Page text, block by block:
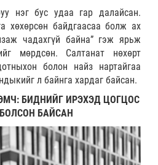
нэг бус удаа гар далайсан.
хөхөрсөн байдгаасаа болж ах
чадахгүй байна” гэж ярьж
мөрдсөн. Салтанат нөхөрт
болон найз нартайгаа
л байнга хардаг байсан.
БИДНИЙГ ИРЭХЭД ЦОГЦОС
БАЙСАН